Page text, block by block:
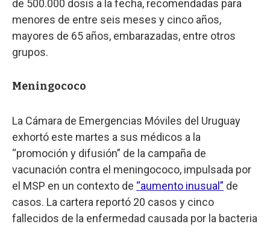
de 500.000 dosis a la fecha, recomendadas para
menores de entre seis meses y cinco años,
mayores de 65 años, embarazadas, entre otros
grupos.
Meningococo
La Cámara de Emergencias Móviles del Uruguay
exhortó este martes a sus médicos a la
“promoción y difusión” de la campaña de
vacunación contra el meningococo, impulsada por
el MSP en un contexto de “aumento inusual” de
casos. La cartera reportó 20 casos y cinco
fallecidos de la enfermedad causada por la bacteria